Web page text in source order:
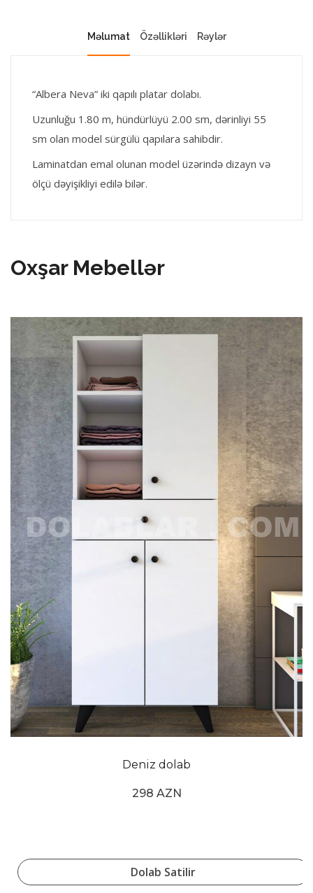
Məlumat Özəllikləri Rəylər
“Albera Neva” iki qapılı platar dolabı.
Uzunluğu 1.80 m, hündürlüyü 2.00 sm, dərinliyi 55
sm olan model sürgülü qapılara sahibdir.
Laminatdan emal olunan model üzərində dizayn və
ölçü dəyişikliyi edilə bilər.
Oxşar Mebellər
Deniz dolab
298 AZN
Dolab Satilir